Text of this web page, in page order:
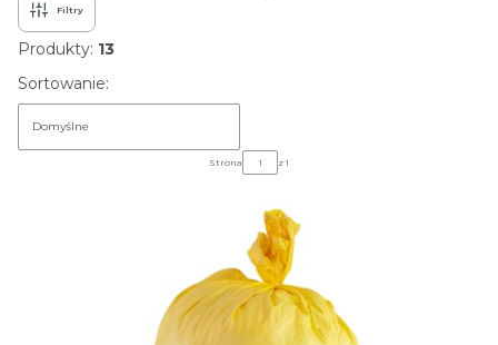
Filtry
Produkty: 13
Lista produktów
Sortowanie:
Domyślne
Strona z 1